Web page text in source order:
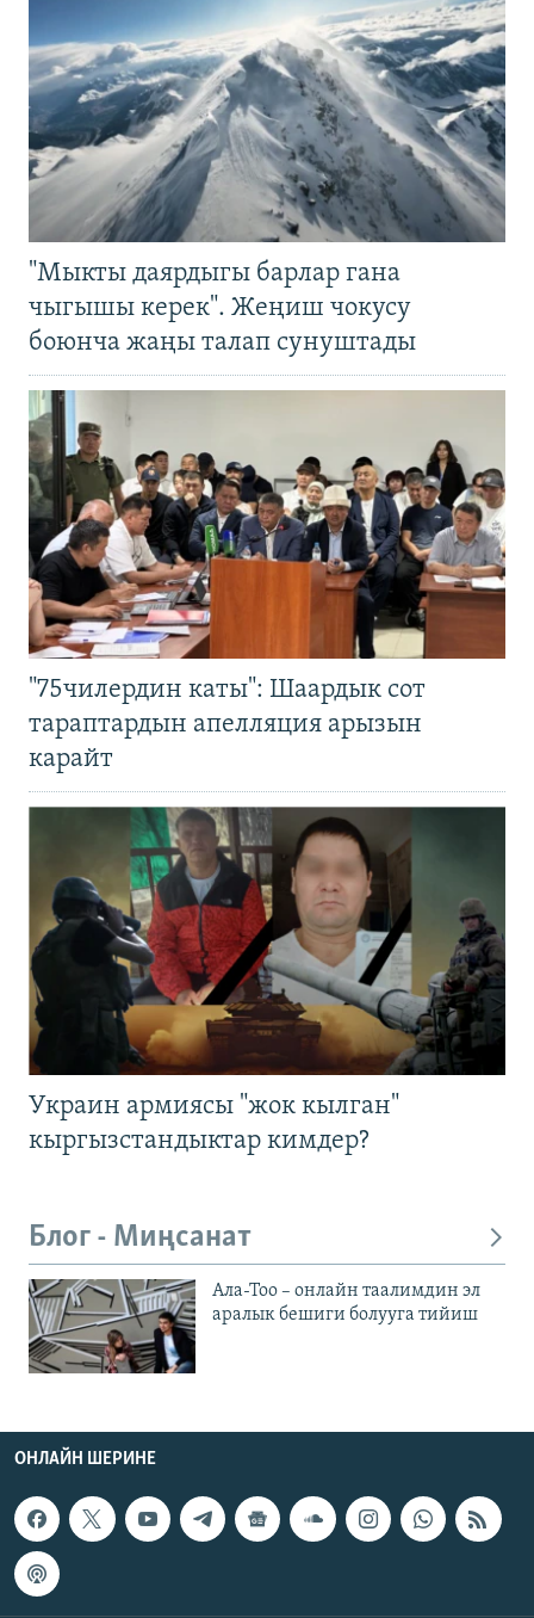
"Мыкты даярдыгы барлар гана
чыгышы керек". Жеңиш чокусу
боюнча жаңы талап сунуштады
"75чилердин каты": Шаардык сот
тараптардын апелляция арызын
карайт
Украин армиясы "жок кылган"
кыргызстандыктар кимдер?
Блог - Миңсанат
Ала-Тоо – онлайн таалимдин эл
аралык бешиги болууга тийиш
ОНЛАЙН ШЕРИНЕ